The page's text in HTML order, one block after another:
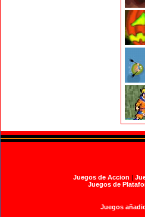
Juegos de Accion |
Juegos de
Juegos